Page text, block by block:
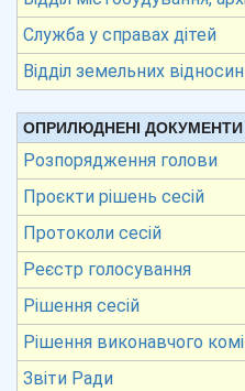
Служба у справах дітей
Відділ земельних відносин
ОПРИЛЮДНЕНІ ДОКУМЕНТИ
Розпорядження голови
Проєкти рішень сесій
Протоколи сесій
Реєстр голосування
Рішення сесій
Рішення виконавчого
Звіти Ради